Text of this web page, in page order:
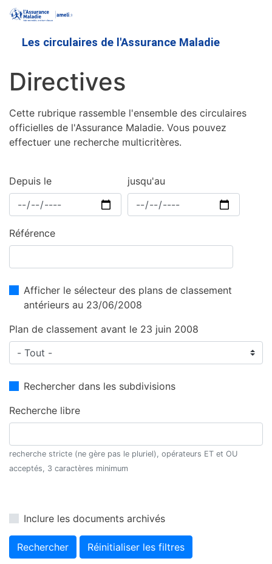
contenu
Les circulaires de l'Assurance Maladie
Directives
Cette rubrique rassemble l'ensemble des circulaires
officielles de l'Assurance Maladie. Vous pouvez
effectuer une recherche multicritères.
Depuis le jusqu'au
Référence
Afficher le sélecteur des plans de classement
antérieurs au 23/06/2008
Plan de classement avant le 23 juin 2008
Rechercher dans les subdivisions
Recherche libre
recherche stricte (ne gère pas le pluriel), opérateurs ET et OU
acceptés, 3 caractères minimum
Inclure les documents archivés
Rechercher Réinitialiser les filtres